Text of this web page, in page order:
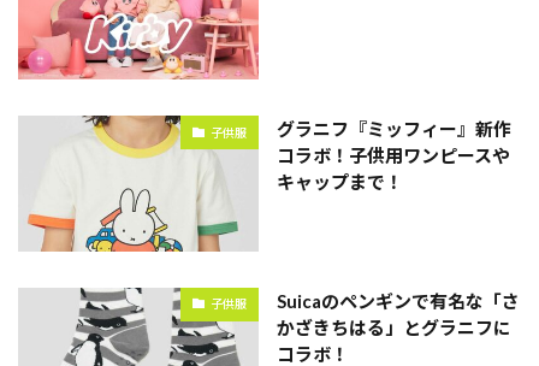
子供服
グラニフ『ミッフィー』新作
コラボ！子供用ワンピースや
キャップまで！
子供服
Suicaのペンギンで有名な「さ
かざきちはる」とグラニフに
コラボ！